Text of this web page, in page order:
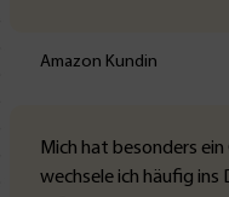
Amazon Kundin
Mich hat besonders
wechsele ich häufig ins